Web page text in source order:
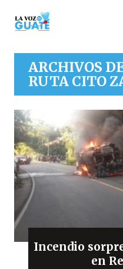
ARCHIVOS
RUTA CITO
Incendio
en